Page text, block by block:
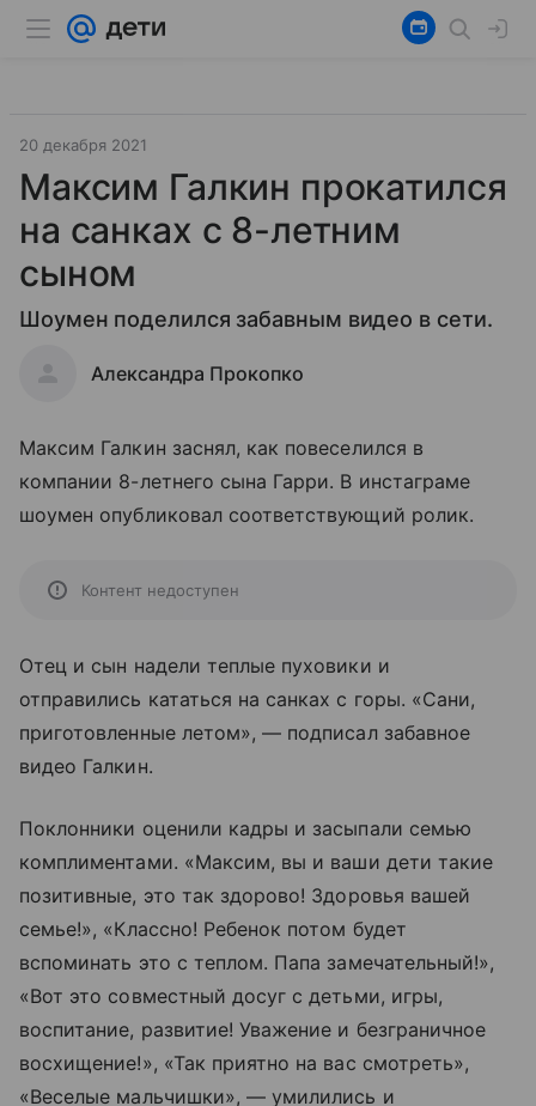
20 декабря 2021
Максим Галкин прокатился
на санках с 8-летним
сыном
Шоумен поделился забавным видео в сети.
Александра Прокопко
Максим Галкин заснял, как повеселился в
компании 8-летнего сына Гарри. В инстаграме
шоумен опубликовал соответствующий ролик.
Контент недоступен
Отец и сын надели теплые пуховики и
отправились кататься на санках с горы. «Сани,
приготовленные летом», — подписал забавное
видео Галкин.
Поклонники оценили кадры и засыпали семью
комплиментами. «Максим, вы и ваши дети такие
позитивные, это так здорово! Здоровья вашей
семье!», «Классно! Ребенок потом будет
вспоминать это с теплом. Папа замечательный!»,
«Вот это совместный досуг с детьми, игры,
воспитание, развитие! Уважение и безграничное
восхищение!», «Так приятно на вас смотреть»,
«Веселые мальчишки», — умилились и